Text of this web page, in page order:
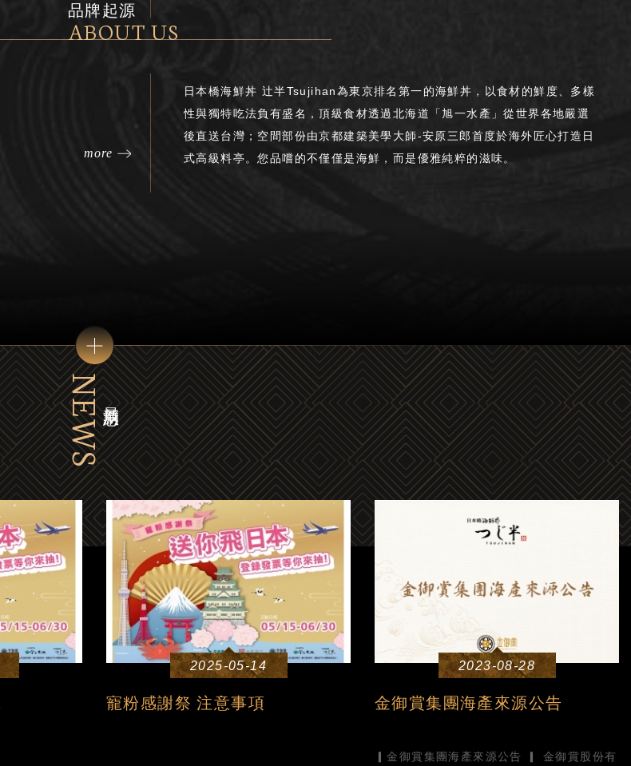
品牌起源
ABOUT US
日本橋海鮮丼 辻半Tsujihan為東京排名第一的海鮮丼，以食材的鮮度、多樣
性與獨特吃法負有盛名，頂級食材透過北海道「旭一水產」從世界各地嚴選
後直送台灣；空間部份由京都建築美學大師-安原三郎首度於海外匠心打造日
式高級料亭。您品嚐的不僅僅是海鮮，而是優雅純粹的滋味。
more
NEWS最新消息
2025-05-14
寵粉感謝祭 注意事項
2023-08-28
金御賞集團海產來源公告
▎金御賞集團海產來源公告 ▎ 金御賞股份有